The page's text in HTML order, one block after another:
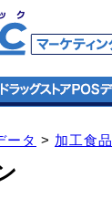
ータ > 加工食品